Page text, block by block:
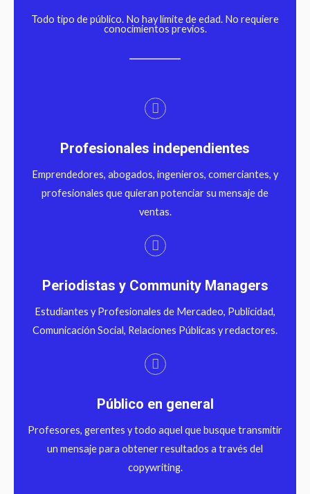
Todo tipo de público. No hay límite de edad. No requiere
conocimientos previos.
Profesionales independientes
Emprendedores, abogados, ingenieros, comerciantes, y
profesionales que quieran potenciar su mensaje de
ventas.
Periodistas y Community Managers
Estudiantes y Profesionales de Mercadeo, Publicidad,
Comunicación Social, Relaciones Públicas y redactores.
Público en general
Profesores, gerentes y todo aquel que busque transmitir
un mensaje para obtener resultados a través del
copywriting.